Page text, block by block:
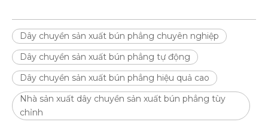
Dây chuyền sản xuất bún phẳng chuyên nghiệp
Dây chuyền sản xuất bún phẳng tự động
Dây chuyền sản xuất bún phẳng hiệu quả cao
Nhà sản xuất dây chuyền sản xuất bún phẳng tùy
chỉnh